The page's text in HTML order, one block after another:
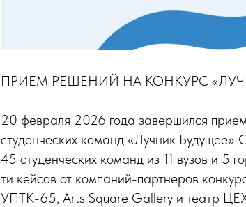
ПРИЕМ РЕШЕНИЙ НА КОНКУРС
20 февраля 2026 года завершился
студенческих команд «Лучник Будущее»
45 студенческих команд из 11 вузов и 5
ти кейсов от компаний-партнеров
УПТК-65, Arts Square Gallery и театр